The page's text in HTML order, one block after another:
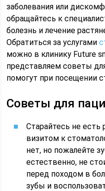
заболевания или
обращайтесь к
болезнь и лечение
Обратиться за услугами
можно в клинику Future
представляем советы
помогут при посещении
Советы для
Старайтесь не есть
визитом к
нет, но пожалейте
естественно, не
перед походом в
зубы и